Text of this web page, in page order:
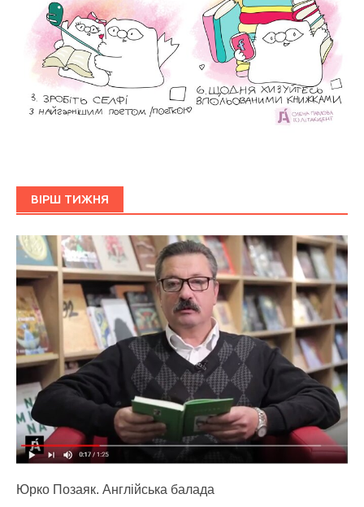
ВІРШ ТИЖНЯ
Юрко Позаяк. Англійська балада